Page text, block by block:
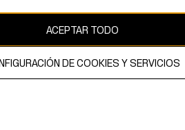
web está protegido por copyright y es
& Mauritz AB.
ACEPTAR TODO
DE COOKIES Y SERVICIOS